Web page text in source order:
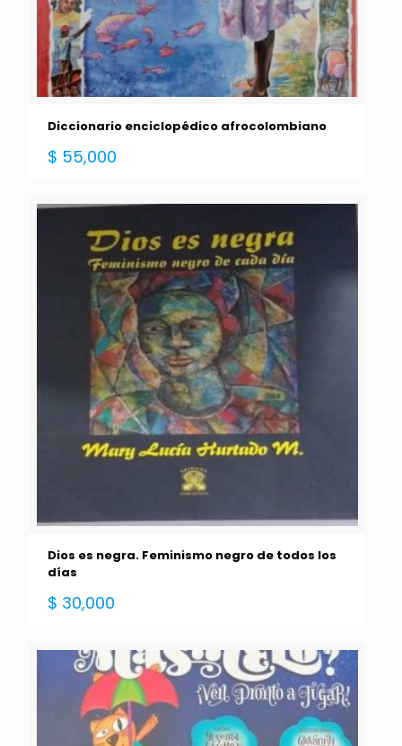
Diccionario enciclopédico afrocolombiano
$ 55,000
Dios es negra. Feminismo negro de todos los
días
$ 30,000